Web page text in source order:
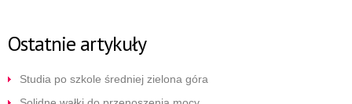
Ostatnie artykuły
Studia po szkole średniej zielona góra